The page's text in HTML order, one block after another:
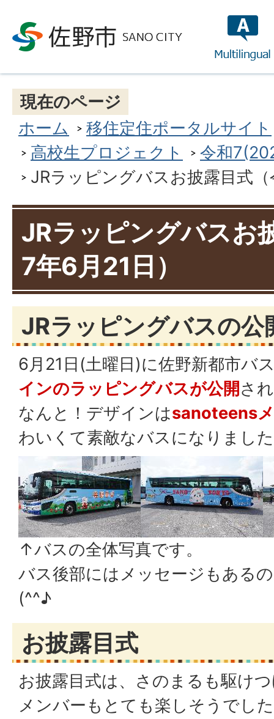
現在のページ
ホーム
移住定住ポータルサイト
高校生プロジェクト
令和
JRラッピングバスお披露目式
JRラッピングバスお
7年6月21日）
JRラッピングバスの公
6月21日(土曜日)に佐野新都市バ
インのラッピングバスが公開 さ
なんと！デザインはsanoteens
わいくて素敵なバスになりまし
↑バスの全体写真です。
バス後部にはメッセージもある
(^^♪
お披露目式
お披露目式は、さのまるも駆け
メンバーもとても楽しそうでし